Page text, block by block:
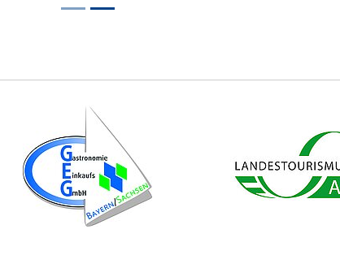
Risikos ab und sparen bares Geld.